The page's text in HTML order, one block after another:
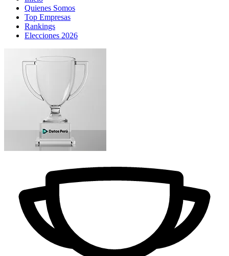
Quienes Somos
Top Empresas
Rankings
Elecciones 2026